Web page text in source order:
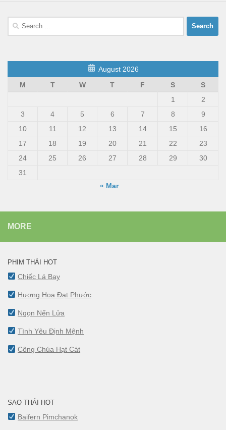
Search
August 2026
M
T W T F S
S
1
2
3
4 5 6 7 8
9
10
11 12 13 14 15
16
17
18 19 20 21 22
23
24
25 26 27 28 29
30
31
« Mar
MORE
PHIM THÁI HOT
Chiếc Lá Bay
Hương Hoa Đạt Phước
Ngọn Nến Lửa
Tình Yêu Định Mệnh
Công Chúa Hạt Cát
SAO THÁI HOT
Baifern Pimchanok